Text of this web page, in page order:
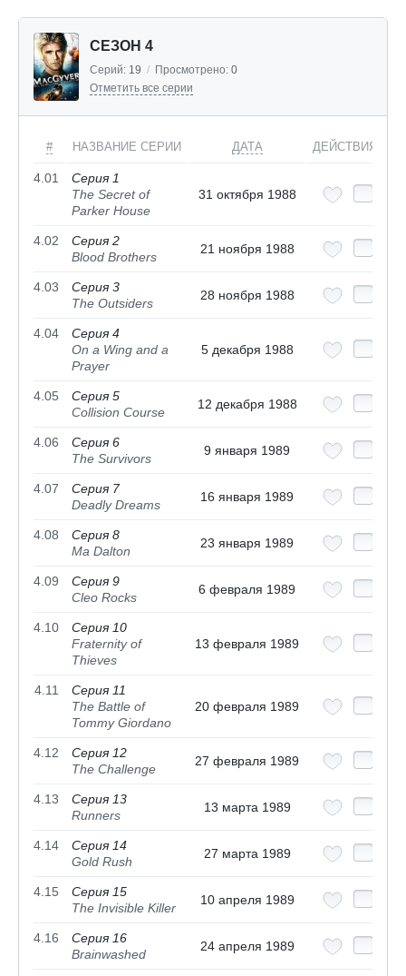
СЕЗОН 4
Серий: 19 / Просмотрено: 0
Отметить все серии
# НАЗВАНИЕ СЕРИИ ДАТА ДЕЙСТВИЯ
4.01
Серия 1
The Secret of
Parker House
31 октября 1988
4.02
Серия 2
Blood Brothers
21 ноября 1988
4.03
Серия 3
The Outsiders
28 ноября 1988
4.04
Серия 4
On a Wing and a
Prayer
5 декабря 1988
4.05
Серия 5
Collision Course
12 декабря 1988
4.06
Серия 6
The Survivors
9 января 1989
4.07
Серия 7
Deadly Dreams
16 января 1989
4.08
Серия 8
Ma Dalton
23 января 1989
4.09
Серия 9
Cleo Rocks
6 февраля 1989
4.10
Серия 10
Fraternity of
Thieves
13 февраля 1989
4.11
Серия 11
The Battle of
Tommy Giordano
20 февраля 1989
4.12
Серия 12
The Challenge
27 февраля 1989
4.13
Серия 13
Runners
13 марта 1989
4.14
Серия 14
Gold Rush
27 марта 1989
4.15
Серия 15
The Invisible Killer
10 апреля 1989
4.16
Серия 16
Brainwashed
24 апреля 1989